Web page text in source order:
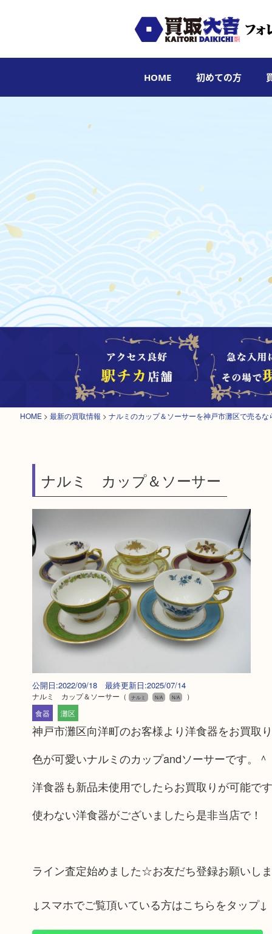
HOME 初めての方
HOME > 最新の買取情報 > ナルミのカップ＆ソーサーを神戸市灘区で売るな
ナルミ カップ＆ソーサー
公開日:2022/09/18 最終更新日:2025/07/14
ナルミ カップ＆ソーサー （ ナルミ N/A N/A
）
食器
灘区
神戸市灘区向洋町のお客様より洋食器をお買取
色が可愛いナルミのカップandソーサーです。＾
洋食器も新品未使用でしたらお買取りが可能で
使わない洋食器がございましたら是非当店で！
ライン査定始めました☆お友だち登録お願いし
↓スマホでご覧頂いている方はこちらをタップ↓